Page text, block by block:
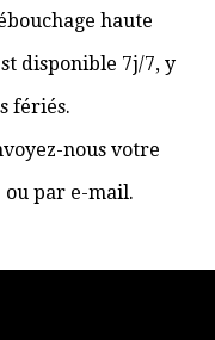
haute
disponible 7j/7, y
fériés.
nous votre
ou par e-mail.